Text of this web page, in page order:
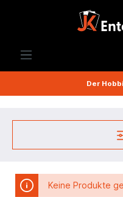
Der
Keine Produkte